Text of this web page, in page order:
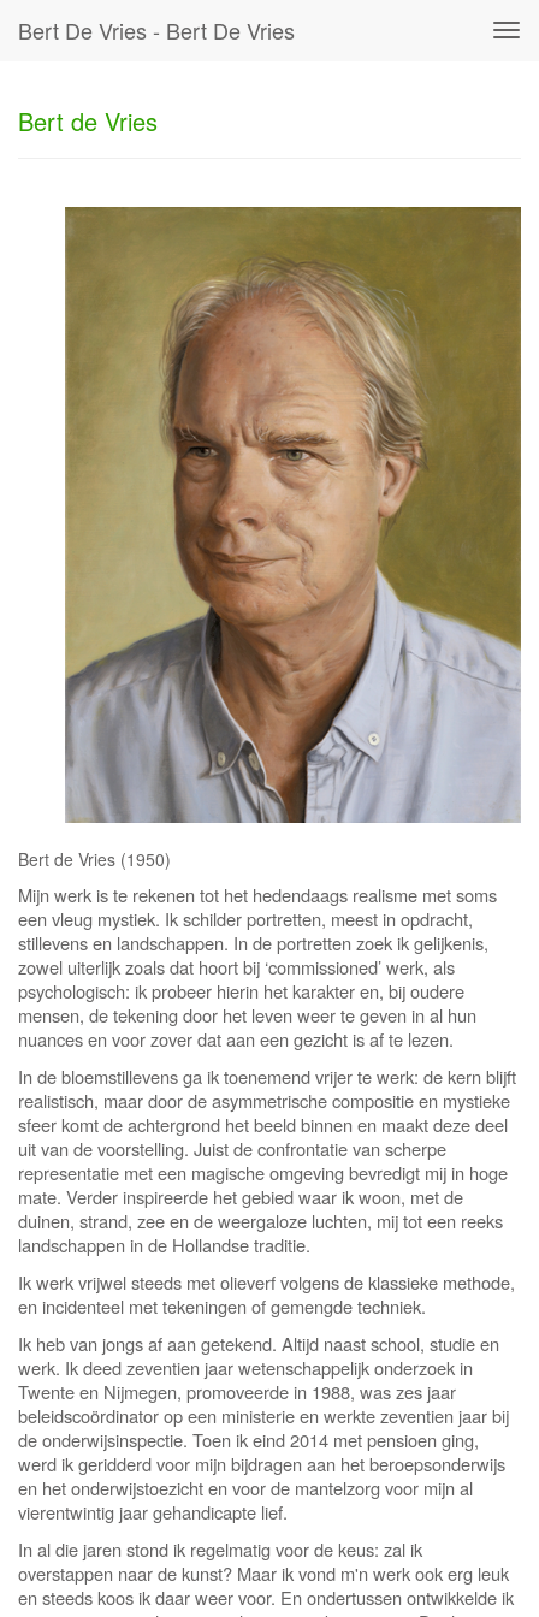
Bert De Vries - Bert De Vries
Bert de Vries
Bert de Vries (1950)
Mijn werk is te rekenen tot het hedendaags realisme met soms
een vleug mystiek. Ik schilder portretten, meest in opdracht,
stillevens en landschappen. In de portretten zoek ik gelijkenis,
zowel uiterlijk zoals dat hoort bij ‘commissioned’ werk, als
psychologisch: ik probeer hierin het karakter en, bij oudere
mensen, de tekening door het leven weer te geven in al hun
nuances en voor zover dat aan een gezicht is af te lezen.
In de bloemstillevens ga ik toenemend vrijer te werk: de kern blijft
realistisch, maar door de asymmetrische compositie en mystieke
sfeer komt de achtergrond het beeld binnen en maakt deze deel
uit van de voorstelling. Juist de confrontatie van scherpe
representatie met een magische omgeving bevredigt mij in hoge
mate. Verder inspireerde het gebied waar ik woon, met de
duinen, strand, zee en de weergaloze luchten, mij tot een reeks
landschappen in de Hollandse traditie.
Ik werk vrijwel steeds met olieverf volgens de klassieke methode,
en incidenteel met tekeningen of gemengde techniek.
Ik heb van jongs af aan getekend. Altijd naast school, studie en
werk. Ik deed zeventien jaar wetenschappelijk onderzoek in
Twente en Nijmegen, promoveerde in 1988, was zes jaar
beleidscoördinator op een ministerie en werkte zeventien jaar bij
de onderwijsinspectie. Toen ik eind 2014 met pensioen ging,
werd ik geridderd voor mijn bijdragen aan het beroepsonderwijs
en het onderwijstoezicht en voor de mantelzorg voor mijn al
vierentwintig jaar gehandicapte lief.
In al die jaren stond ik regelmatig voor de keus: zal ik
overstappen naar de kunst? Maar ik vond m'n werk ook erg leuk
en steeds koos ik daar weer voor. En ondertussen ontwikkelde ik